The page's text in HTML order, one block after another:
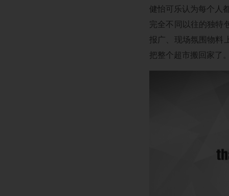
健怡可乐认为每个人
完全不同以往的独特
报广、现场氛围物料
把整个超市搬回家了